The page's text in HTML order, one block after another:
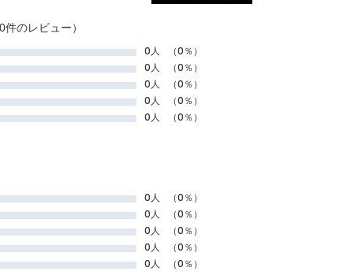
0件のレビュー）
0人 （0％）
0人 （0％）
0人 （0％）
0人 （0％）
0人 （0％）
0人 （0％）
0人 （0％）
0人 （0％）
0人 （0％）
0人 （0％）